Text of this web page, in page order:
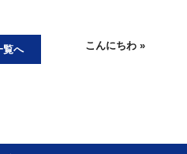
覧へ こんにちわ »